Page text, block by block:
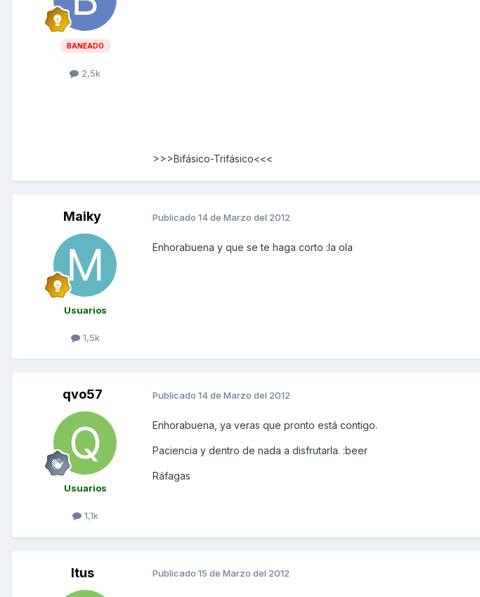
BANEADO
2,5k
>>>Bifásico-Trifásico<<<
Maiky
Usuarios
1,5k
Publicado 14 de Marzo del 2012
Enhorabuena y que se te haga corto :la ola
qvo57
Usuarios
1,1k
Publicado 14 de Marzo del 2012
Enhorabuena, ya veras que pronto está contigo.
Paciencia y dentro de nada a disfrutarla. :beer
Ráfagas
Itus Publicado 15 de Marzo del 2012